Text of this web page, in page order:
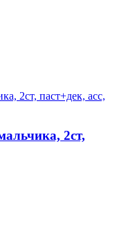
2ст,